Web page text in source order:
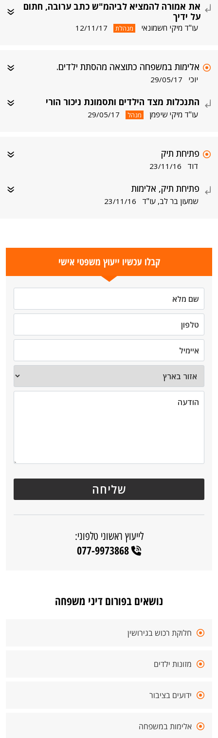
את אמורה להמציא לביהמ"ש כתב ערובה, חתום
על ידיך
עו"ד מיקי חשמונאי מנהלת 12/11/17
אלימות במשפחה כתוצאה מהסתת ילדים.
יוכי 29/05/17
התנכלות מצד הילדים ותסמונת ניכור הורי
עו"ד מיקי שיפמן מנהל 29/05/17
פתיחת תיק
דוד 23/11/16
פתיחת תיק, אלימות
שמעון בר לב, עו"ד 23/11/16
קבלו עכשיו ייעוץ משפטי אישי
לייעוץ ראשוני טלפוני:
077-9973868
נושאים בפורום דיני משפחה
חלוקת רכוש בגירושין
מזונות ילדים
ידועים בציבור
אלימות במשפחה